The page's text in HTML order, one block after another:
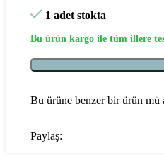
1 adet stokta
Bu ürün kargo ile tüm illere
Bu ürüne benzer bir ürün mü
Paylaş: